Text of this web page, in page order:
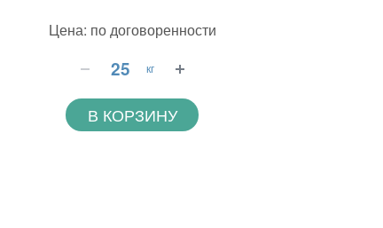
Цена: по договоренности
кг
В КОРЗИНУ